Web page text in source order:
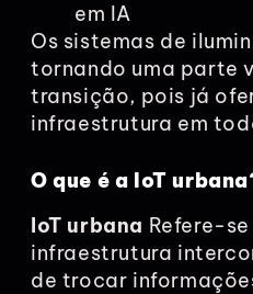
em IA
Os sistemas de
tornando uma parte
transição, pois já
infraestrutura em
O que é a IoT
IoT urbana Refere-
infraestrutura
de trocar